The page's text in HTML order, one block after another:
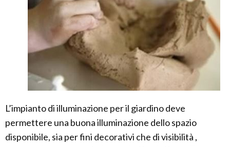
L’impianto di illuminazione per il giardino deve
permettere una buona illuminazione dello spazio
disponibile, sia per fini decorativi che di visibilità ,